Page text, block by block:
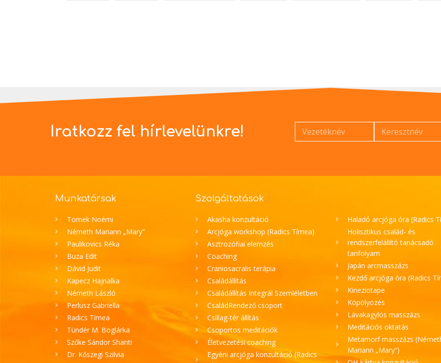
Iratkozz fel hírlevelünkre!
Munkatársak
Tomek Noémi
Németh Mariann „Mary”
Paulikovics Réka
Buza Edit
Dávid Judit
Kapecz Hajnalka
Németh László
Perlusz Gabriella
Radics Tímea
Tündér M. Boglárka
Szőke Sándor Shanti
Dr. Kőszegi Szilvia
Szolgáltatások
Akasha konzultáció
Arcjóga workshop (Radics Tímea)
Asztrozófiai elemzés
Coaching
Craniosacralis terápia
Családállítás
Családállítás Integrál Szemléletben
CsaládRendező csoport
Csillag-tér állítás
Csoportos meditációk
Életvezetési coaching
Egyéni arcjóga konzultáció (Radics
Haladó arcjóga óra (Radics
Holisztikus család- és
rendszerfelállító tanácsadó
tanfolyam
Japán arcmasszázs
Kezdő arcjóga óra (Radics
Kineziotape
Köpölyözés
Lávakagylós masszázs
Meditációs oktatás
Metamorf masszázs
Mariann „Mary”)